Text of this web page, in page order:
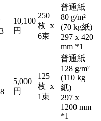
10,100
円
250
枚 x
6束
普通紙
80 g/m²
(70 kg紙)
297 x 420
mm *1
5,000
円
125
枚 x
1束
普通紙
128 g/m²
(110 kg
紙)
297 x
1200 mm
*1